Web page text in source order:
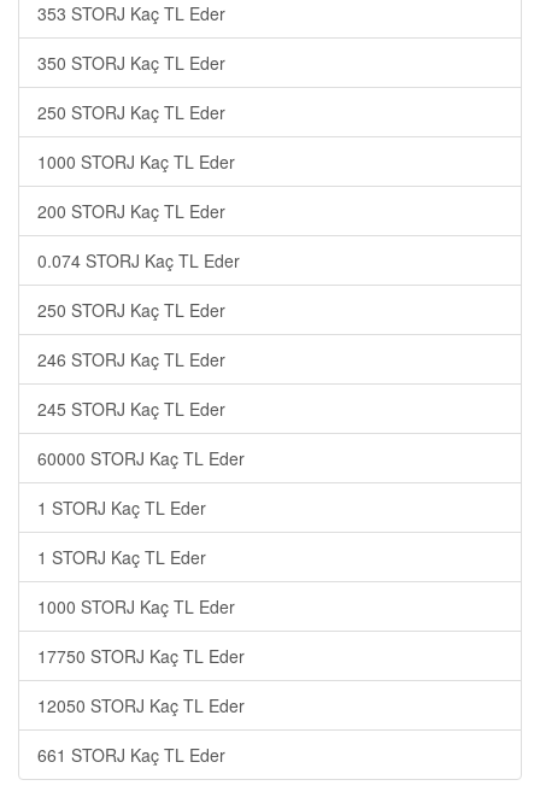
353 STORJ Kaç TL Eder
350 STORJ Kaç TL Eder
250 STORJ Kaç TL Eder
1000 STORJ Kaç TL Eder
200 STORJ Kaç TL Eder
0.074 STORJ Kaç TL Eder
250 STORJ Kaç TL Eder
246 STORJ Kaç TL Eder
245 STORJ Kaç TL Eder
60000 STORJ Kaç TL Eder
1 STORJ Kaç TL Eder
1 STORJ Kaç TL Eder
1000 STORJ Kaç TL Eder
17750 STORJ Kaç TL Eder
12050 STORJ Kaç TL Eder
661 STORJ Kaç TL Eder